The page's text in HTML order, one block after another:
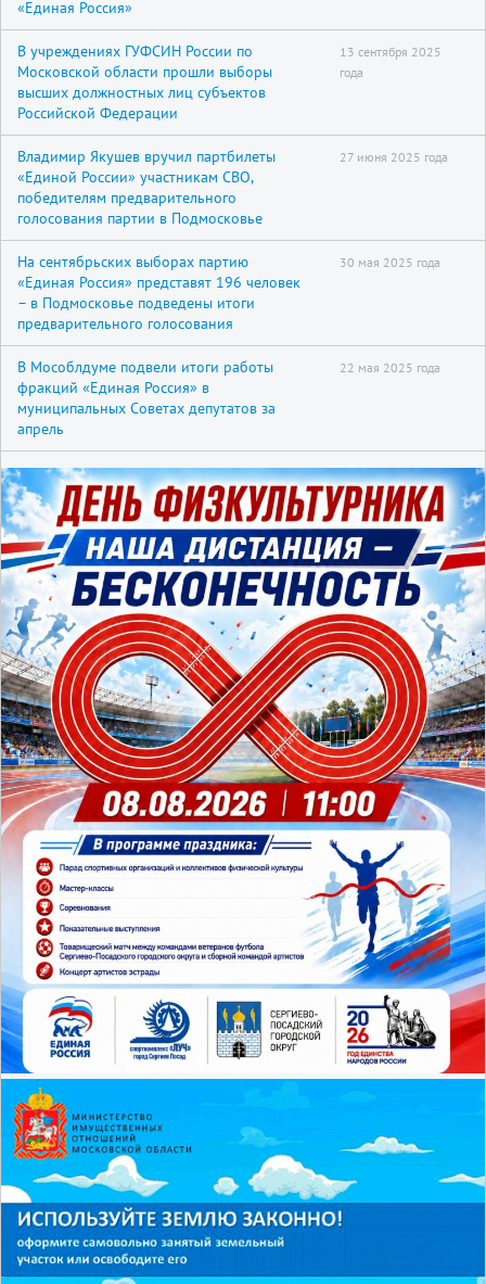
«Единая Россия»
В учреждениях ГУФСИН России по
Московской области прошли выборы
высших должностных лиц субъектов
Российской Федерации
13 сентября 2025
года
Владимир Якушев вручил партбилеты
«Единой России» участникам СВО,
победителям предварительного
голосования партии в Подмосковье
27 июня 2025 года
На сентябрьских выборах партию
«Единая Россия» представят 196 человек
– в Подмосковье подведены итоги
предварительного голосования
30 мая 2025 года
В Мособлдуме подвели итоги работы
фракций «Единая Россия» в
муниципальных Советах депутатов за
апрель
22 мая 2025 года